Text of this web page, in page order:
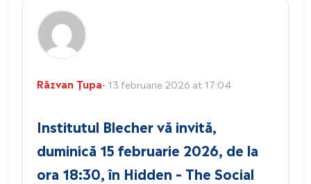
Răzvan Țupa• 13 februarie 2026 at 17:04
Institutul Blecher vă invită,
duminică 15 februarie 2026, de la
ora 18:30, în Hidden – The Social